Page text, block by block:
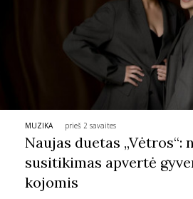
MUZIKA prieš 2 savaites
Naujas duetas „Vėtros“:
susitikimas apvertė
kojomis